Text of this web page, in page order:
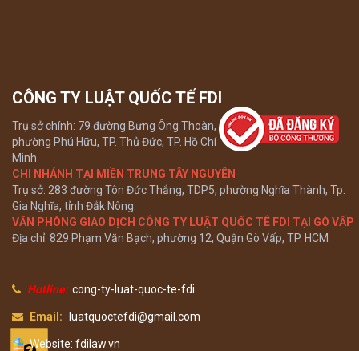
CÔNG TY LUẬT QUỐC TẾ FDI
Trụ sở chính: 79 đường Bưng Ông Thoàn,
phường Phú Hữu, TP. Thủ Đức, TP. Hồ Chí
Minh
CHI NHÁNH TẠI MIỀN TRUNG TÂY NGUYÊN
Trụ sở: 283 đường Tôn Đức Thắng, TDP5, phường Nghĩa Thành, Tp.
Gia Nghĩa, tỉnh Đắk Nông.
VĂN PHÒNG GIAO DỊCH CÔNG TY LUẬT QUỐC TÊ FDI TẠI GÒ VẤP
Địa chỉ: 829 Phạm Văn Bạch, phường 12, Quận Gò Vấp, TP. HCM
Hotline: cong-ty-luat-quoc-te-fdi
Email: luatquoctefdi@gmail.com
Website: fdilaw.vn